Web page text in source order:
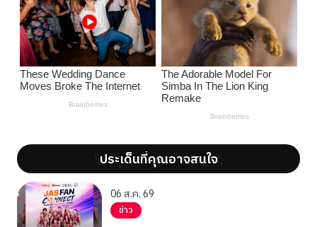
';ประเด็นที่คุณอาจสนใจ';
06 ส.ค. 69
ข่าว